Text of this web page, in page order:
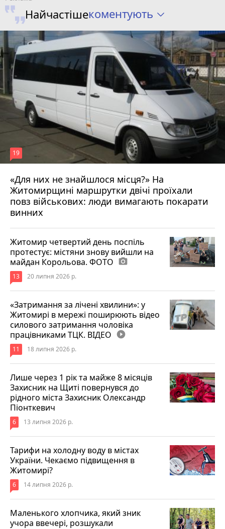
Найчастішекоментують
«Для них не знайшлося місця?» На
Житомирщині маршрутки двічі проїхали
повз військових: люди вимагають покарати
винних
19
17 липня 2026 р.
Житомир четвертий день поспіль
протестує: містяни знову вийшли на
майдан Корольова. ФОТО photo_camera
13 20 липня 2026 р.
«Затримання за лічені хвилини»: у
Житомирі в мережі поширюють відео
силового затримання чоловіка
працівниками ТЦК. ВІДЕО play_circle_filled
11 18 липня 2026 р.
Лише через 1 рік та майже 8 місяців
Захисник на Щиті повернувся до
рідного міста Захисник Олександр
Піонткевич
6 13 липня 2026 р.
Тарифи на холодну воду в містах
України. Чекаємо підвищення в
Житомирі?
6 14 липня 2026 р.
Маленького хлопчика, який зник
учора ввечері, розшукали